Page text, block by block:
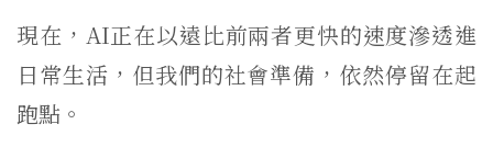
現在，AI正在以遠比前兩者更快的速度滲透進
日常生活，但我們的社會準備，依然停留在起
跑點。